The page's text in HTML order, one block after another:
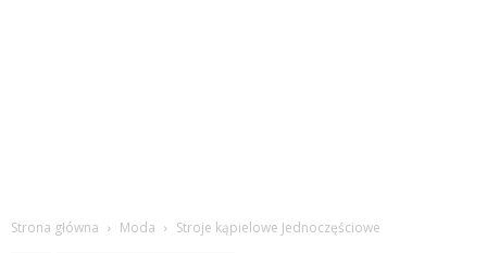
Strona główna Moda Stroje kąpielowe Jednoczęściowe